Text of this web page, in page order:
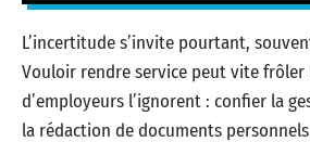
L’incertitude s’invite pourtant,
Vouloir rendre service peut vite frôler
d’employeurs l’ignorent : confier la
la rédaction de documents